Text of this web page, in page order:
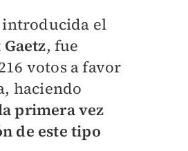
el
, fue
votos a favor
haciendo
primera vez
de este tipo